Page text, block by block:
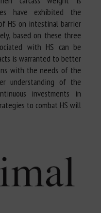
have exhibited the
HS on intestinal barrier
based on these three
with HS can be
is warranted to better
with the needs of the
understanding of the
investments in
to combat HS will